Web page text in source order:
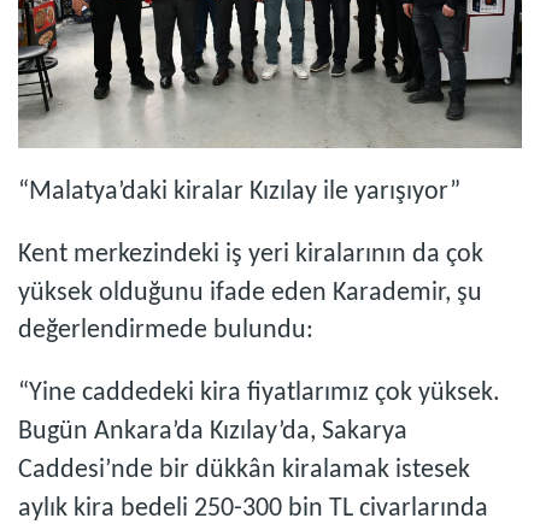
“Malatya’daki kiralar Kızılay ile yarışıyor”
Kent merkezindeki iş yeri kiralarının da çok
yüksek olduğunu ifade eden Karademir, şu
değerlendirmede bulundu:
“Yine caddedeki kira fiyatlarımız çok yüksek.
Bugün Ankara’da Kızılay’da, Sakarya
Caddesi’nde bir dükkân kiralamak istesek
aylık kira bedeli 250-300 bin TL civarlarında